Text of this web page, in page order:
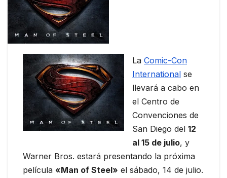
La Comic-Con
International se
llevará a cabo en
el Centro de
Convenciones de
San Diego del 12
al 15 de julio, y
Warner Bros. estará presentando la próxima
película «Man of Steel» el sábado, 14 de julio.